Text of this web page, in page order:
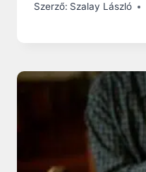
Szerző: Szalay László